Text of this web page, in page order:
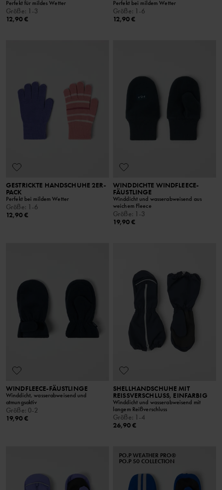
Perfekt für mildes Wetter
Größe: 1-3
12,90 €
Perfekt bei mildem Wetter
Größe: 1-6
12,90 €
GESTRICKTE HANDSCHUHE 2ER-
PACK
Perfekt bei mildem Wetter
Größe: 1-6
12,90 €
WINDDICHTE WINDFLEECE-
FÄUSTLINGE
Winddicht und wasserabweisend aus
weichem Fleece
Größe: 1-3
19,90 €
WINDFLEECE-FÄUSTLINGE
Winddicht, wasserabweisend und
atmungsaktiv
Größe: 0-2
19,90 €
SHELLHANDSCHUHE MIT
REISSVERSCHLUSS, EINFARBIG
Winddicht und wasserabweisend mit
langem Reißverschluss
Größe: 1-4
26,90 €
PO.P WEATHER PRO®
PO.P 50 COLLECTION